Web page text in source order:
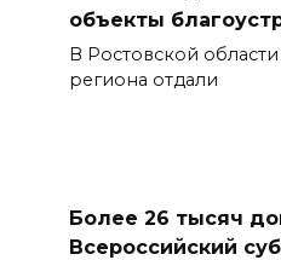
объекты
В Ростовской
региона отдали
Более 26 тысяч
Всероссийский